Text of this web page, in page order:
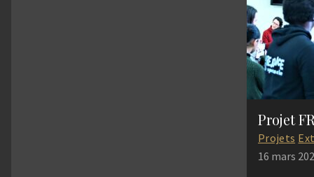
temps
moment
plusieurs
Projet
Projets
16 mars